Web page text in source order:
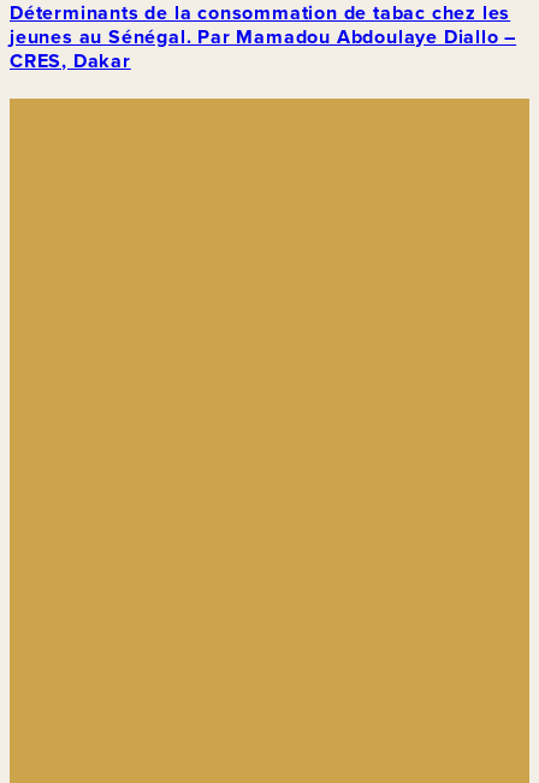
Déterminants de la consommation de tabac chez les
jeunes au Sénégal. Par Mamadou Abdoulaye Diallo –
CRES, Dakar